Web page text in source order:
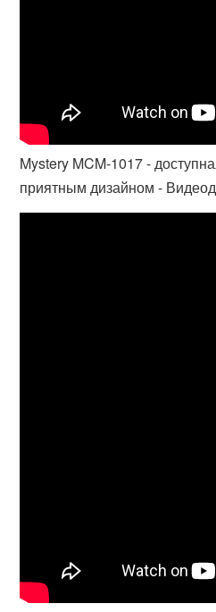
Mystery MCM-1017 -
приятным дизайном -